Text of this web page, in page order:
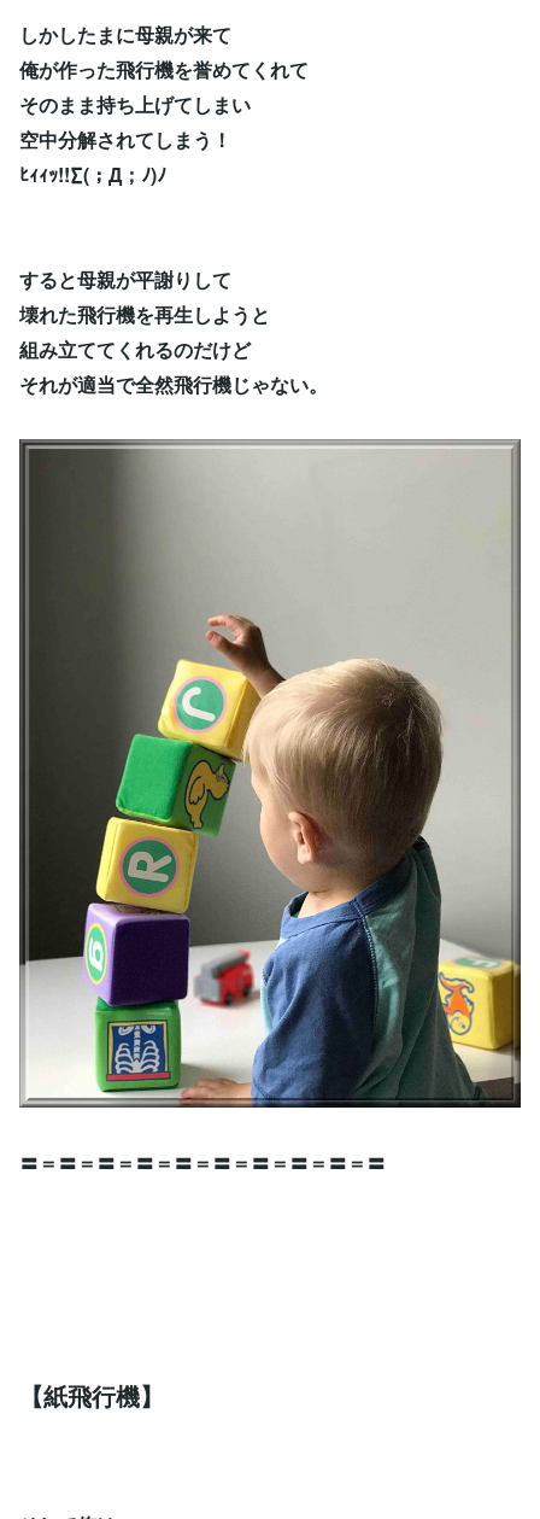
しかしたまに母親が来て
俺が作った飛行機を誉めてくれて
そのまま持ち上げてしまい
空中分解されてしまう！
ﾋｨｨｯ!!∑(；Д；ﾉ)ﾉ
すると母親が平謝りして
壊れた飛行機を再生しようと
組み立ててくれるのだけど
それが適当で全然飛行機じゃない。
〓＝〓＝〓＝〓＝〓＝〓＝〓＝〓＝〓＝〓
【紙飛行機】